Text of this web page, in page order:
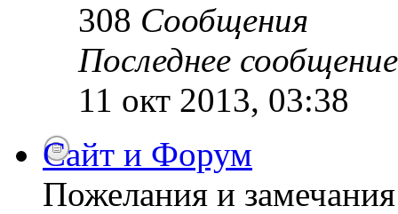
308 Сообщения
Последнее сообщение
11 окт 2013, 03:38
Сайт и Форум
Пожелания и